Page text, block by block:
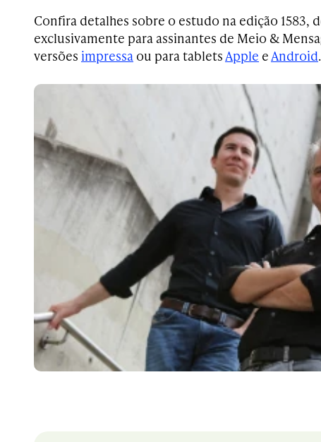
Confira detalhes sobre o estudo na edição 1583,
exclusivamente para assinantes de Meio &
versões impressa ou para tabletsApple eAndroid.